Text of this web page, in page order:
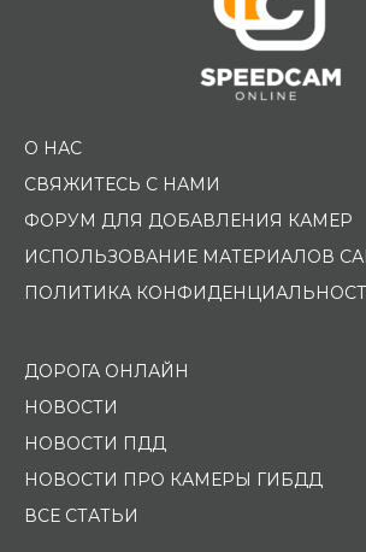
О НАС
СВЯЖИТЕСЬ С НАМИ
ФОРУМ ДЛЯ ДОБАВЛЕНИЯ КАМЕР
ИСПОЛЬЗОВАНИЕ МАТЕРИАЛОВ
ПОЛИТИКА
ДОРОГА ОНЛАЙН
НОВОСТИ
НОВОСТИ ПДД
НОВОСТИ ПРО КАМЕРЫ ГИБДД
ВСЕ СТАТЬИ